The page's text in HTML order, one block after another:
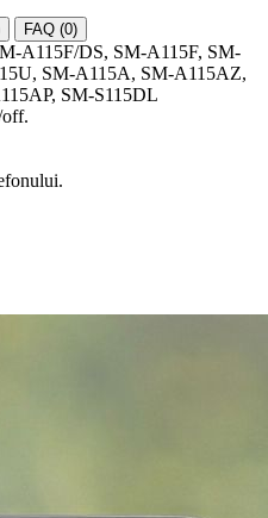
FAQ (0)
A115F/DS, SM-A115F, SM-
SM-A115A, SM-A115AZ,
SM-S115DL